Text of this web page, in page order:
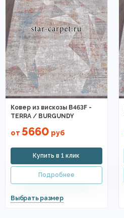
Ковер из вискозы B463F -
TERRA / BURGUNDY
от 5660 руб